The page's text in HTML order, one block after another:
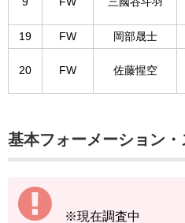
19
FW 岡部晟士
20 FW 佐藤惺空
基本フォーメーション・
※現在調査中